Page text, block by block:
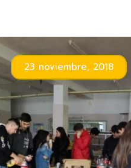
23 noviembre, 2018